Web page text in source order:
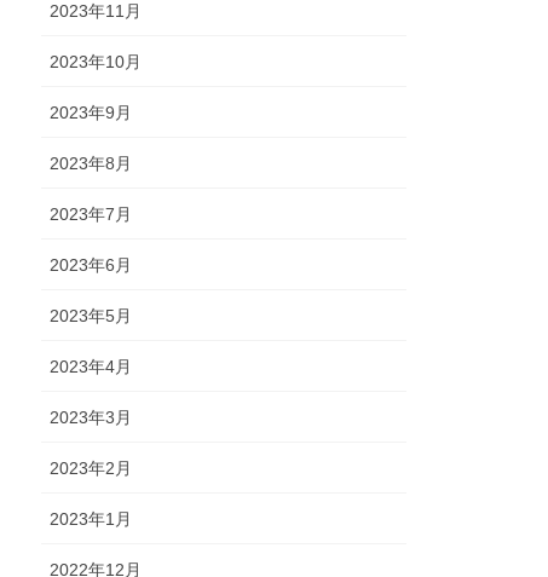
2023年11月
2023年10月
2023年9月
2023年8月
2023年7月
2023年6月
2023年5月
2023年4月
2023年3月
2023年2月
2023年1月
2022年12月